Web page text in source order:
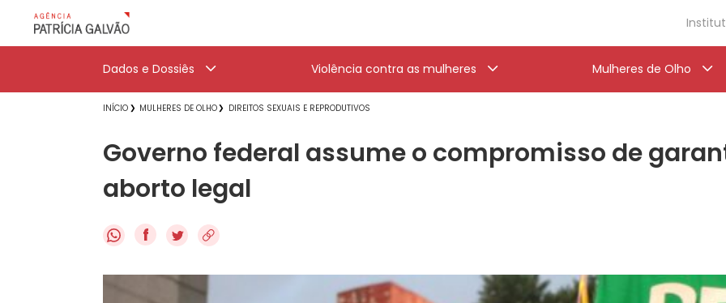
Dados e Dossiês Violência contra as mulheres Mulheres de Olho
INÍCIO MULHERES DE OLHO DIREITOS SEXUAIS E REPRODUTIVOS
Governo federal assume o compromisso de
aborto legal
f